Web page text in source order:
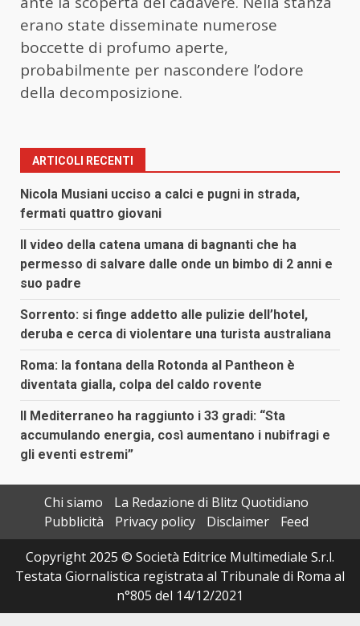
erano state disseminate numerose
boccette di profumo aperte,
probabilmente per nascondere l’odore
della decomposizione.
ARTICOLI RECENTI
Nicola Musiani ucciso a calci e pugni in strada,
fermati quattro giovani
Il video della catena umana di bagnanti che ha
permesso di salvare dalle onde un bimbo di 2 anni e
suo padre
Sorrento: si finge addetto alle pulizie dell’hotel,
deruba e cerca di violentare una turista australiana
Roma: la fontana della Rotonda al Pantheon è
diventata gialla, colpa del caldo rovente
Il Mediterraneo ha raggiunto i 33 gradi: “Sta
accumulando energia, così aumentano i nubifragi e
gli eventi estremi”
Chi siamo
La Redazione di Blitz Quotidiano
Pubblicità
Privacy policy Disclaimer
Feed
Copyright 2025 © Società Editrice Multimediale S.r.l.
Testata Giornalistica registrata al Tribunale di Roma al
n°805 del 14/12/2021